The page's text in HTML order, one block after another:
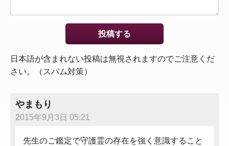
日本語が含まれない投稿は無視されますのでご注意くだ
さい。（スパム対策）
やまもり
2015年9月3日 05:21
先生のご鑑定で守護霊の存在を強く意識すること